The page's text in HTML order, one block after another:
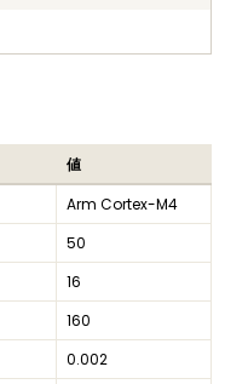
値
Arm Cortex-M4
50
16
160
0.002